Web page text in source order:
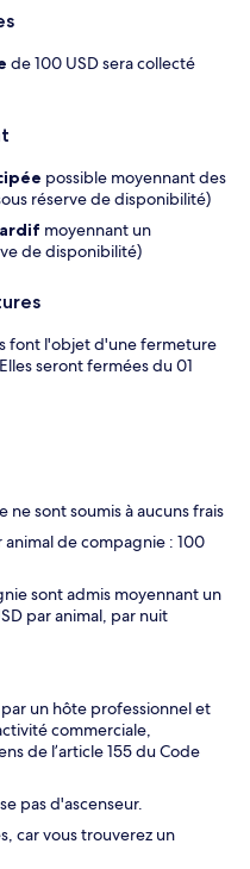
de 100 USD sera collecté
possible moyennant des
réserve de disponibilité)
moyennant un
de disponibilité)
font l'objet d'une fermeture
seront fermées du 01
ne sont soumis à aucuns frais
de compagnie : 100
sont admis moyennant un
par animal, par nuit
un hôte professionnel et
commerciale,
de l’article 155 du Code
pas d'ascenseur.
car vous trouverez un